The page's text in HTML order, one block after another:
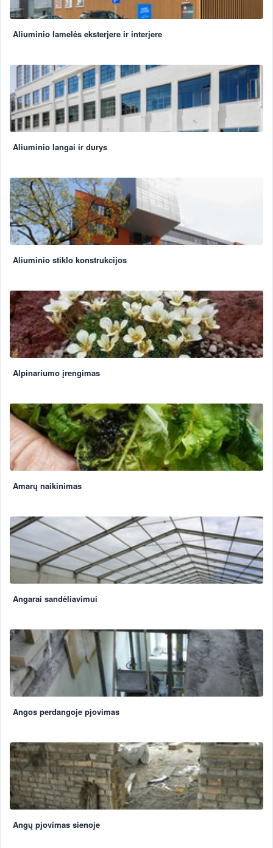
Aliuminio lamelės eksterjere ir interjere
Aliuminio langai ir durys
Aliuminio stiklo konstrukcijos
Alpinariumo įrengimas
Amarų naikinimas
Angarai sandėliavimui
Angos perdangoje pjovimas
Angų pjovimas sienoje